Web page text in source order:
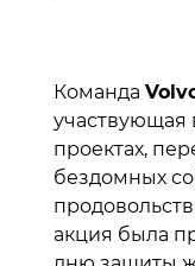
Команда
участвующая
проектах,
бездомных
акция была